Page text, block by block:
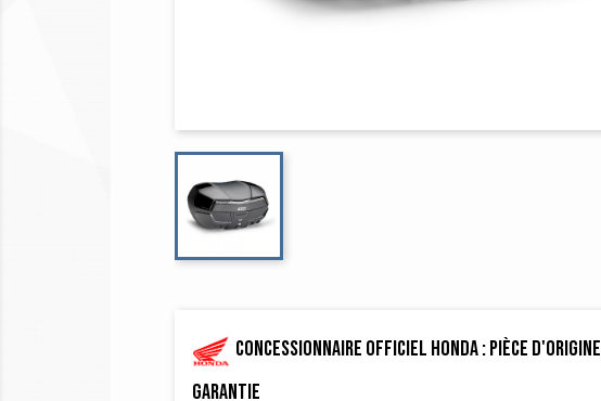
Concessionnaire officiel Honda : pièce d'origine
garantie